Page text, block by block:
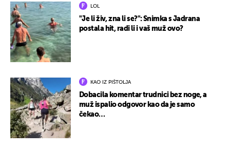
LOL
"Je li živ, zna li se?": Snimka s Jadrana
postala hit, radi li i vaš muž ovo?
KAO IZ PIŠTOLJA
Dobacila komentar trudnici bez noge, a
muž ispalio odgovor kao da je samo
čekao…